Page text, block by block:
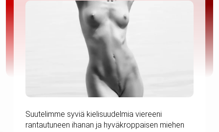
Suutelimme syviä kielisuudelmia viereeni
rantautuneen ihanan ja hyväkroppaisen miehen